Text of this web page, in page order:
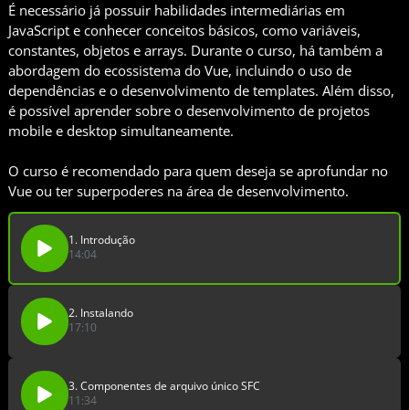
É necessário já possuir habilidades intermediárias em
JavaScript e conhecer conceitos básicos, como variáveis,
constantes, objetos e arrays. Durante o curso, há também a
abordagem do ecossistema do Vue, incluindo o uso de
dependências e o desenvolvimento de templates. Além disso,
é possível aprender sobre o desenvolvimento de projetos
mobile e desktop simultaneamente.
O curso é recomendado para quem deseja se aprofundar no
Vue ou ter superpoderes na área de desenvolvimento.
1. Introdução
14:04
2. Instalando
17:10
3. Componentes de arquivo único SFC
11:34